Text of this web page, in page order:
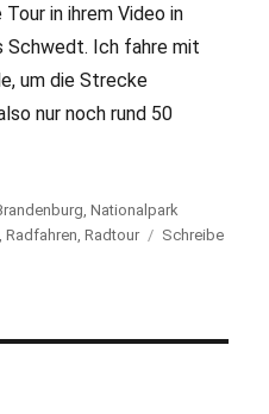
in ihrem Video in
Schwedt. Ich fahre mit
um die Strecke
nur noch rund 50
Radtour im
,Nationalpark
,Radfahren ,Radtour
Schreibe